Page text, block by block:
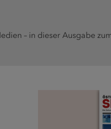
– in dieser Ausgabe